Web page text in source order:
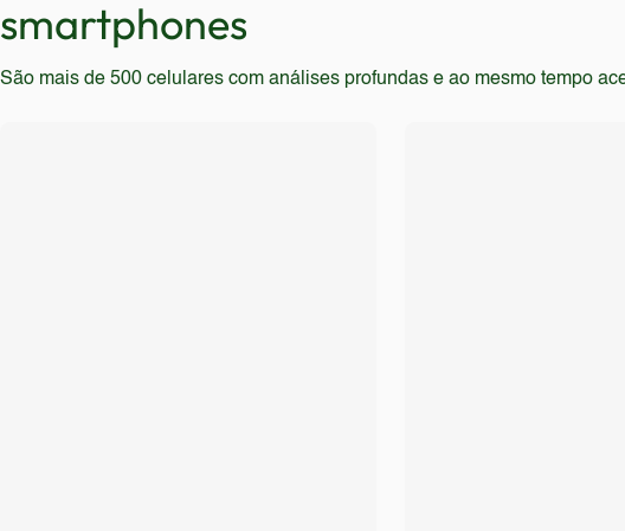
smartphones
São mais de 500 celulares com análises profundas e ao mesmo tempo